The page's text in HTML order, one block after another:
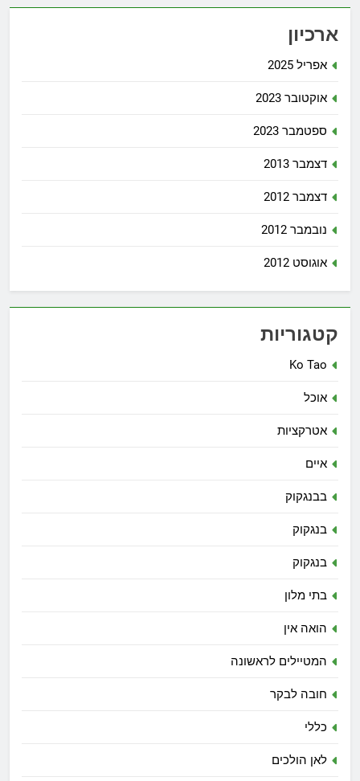
ארכיון
אפריל 2025
אוקטובר 2023
ספטמבר 2023
דצמבר 2013
דצמבר 2012
נובמבר 2012
אוגוסט 2012
קטגוריות
Ko Tao
אוכל
אטרקציות
איים
בבנגקוק
בנגקוק
בנגקוק
בתי מלון
הואה אין
המטיילים לראשונה
חובה לבקר
כללי
לאן הולכים